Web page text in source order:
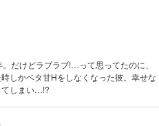
だけどラブラブ!…って思ってたのに、
しかベタ甘Hをしなくなった彼。幸せな
てしまい…!?